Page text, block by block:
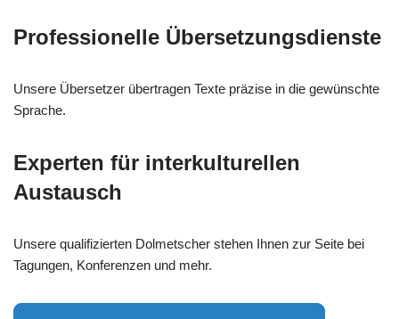
Professionelle Übersetzungsdienste
Unsere Übersetzer übertragen Texte präzise in die gewünschte
Sprache.
Experten für interkulturellen
Austausch
Unsere qualifizierten Dolmetscher stehen Ihnen zur Seite bei
Tagungen, Konferenzen und mehr.